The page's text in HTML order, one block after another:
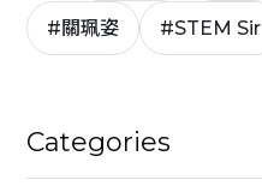
#關珮姿 #STEM Sir
Categories